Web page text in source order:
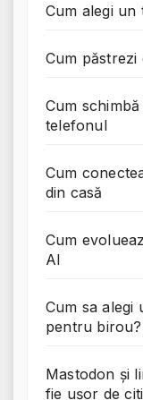
Cum alegi
Cum
Cum
telefonul
Cum
din casă
Cum
AI
Cum sa alegi
pentru birou?
Mastodon și
fie ușor de